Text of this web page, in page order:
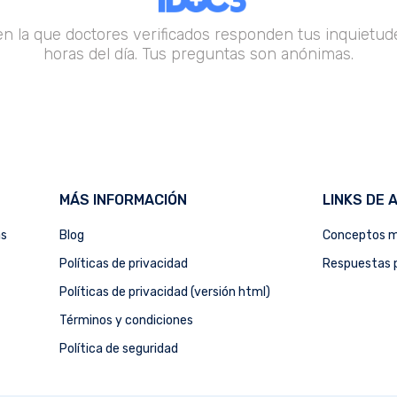
la que doctores verificados responden tus
horas del día. Tus preguntas son anónimas.
MÁS INFORMACIÓN
Blog
Políticas de privacidad
Políticas de privacidad (versión html)
Términos y condiciones
Política de seguridad
LINKS DE
Conceptos
Respuestas